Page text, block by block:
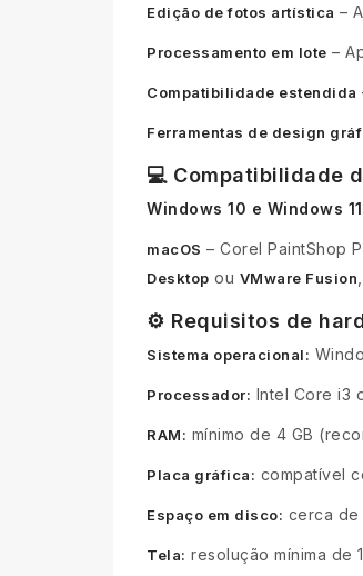
Edição de fotos artística –
Processamento em lote –
Compatibilidade estendida
Ferramentas de design
💻 Compatibilidade
Windows 10 e Windows
macOS – Corel PaintShop
Desktop ou VMware Fusion
⚙️ Requisitos de
Sistema operacional:
Processador: Intel Core i3
RAM: mínimo de 4 GB
Placa gráfica: compatível
Espaço em disco: cerca de
Tela: resolução mínima de